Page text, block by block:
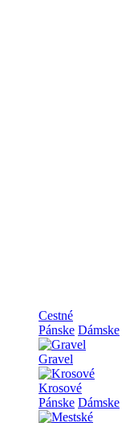
Cestné
Pánske Dámske
Gravel
Krosové
Pánske Dámske